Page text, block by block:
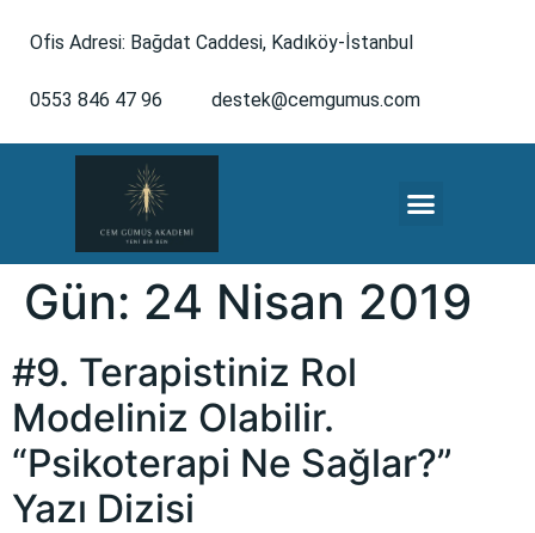
Ofis Adresi: Bağdat Caddesi, Kadıköy-İstanbul
0553 846 47 96 destek@cemgumus.com
Gün: 24 Nisan 2019
#9. Terapistiniz Rol
Modeliniz Olabilir.
“Psikoterapi Ne Sağlar?”
Yazı Dizisi